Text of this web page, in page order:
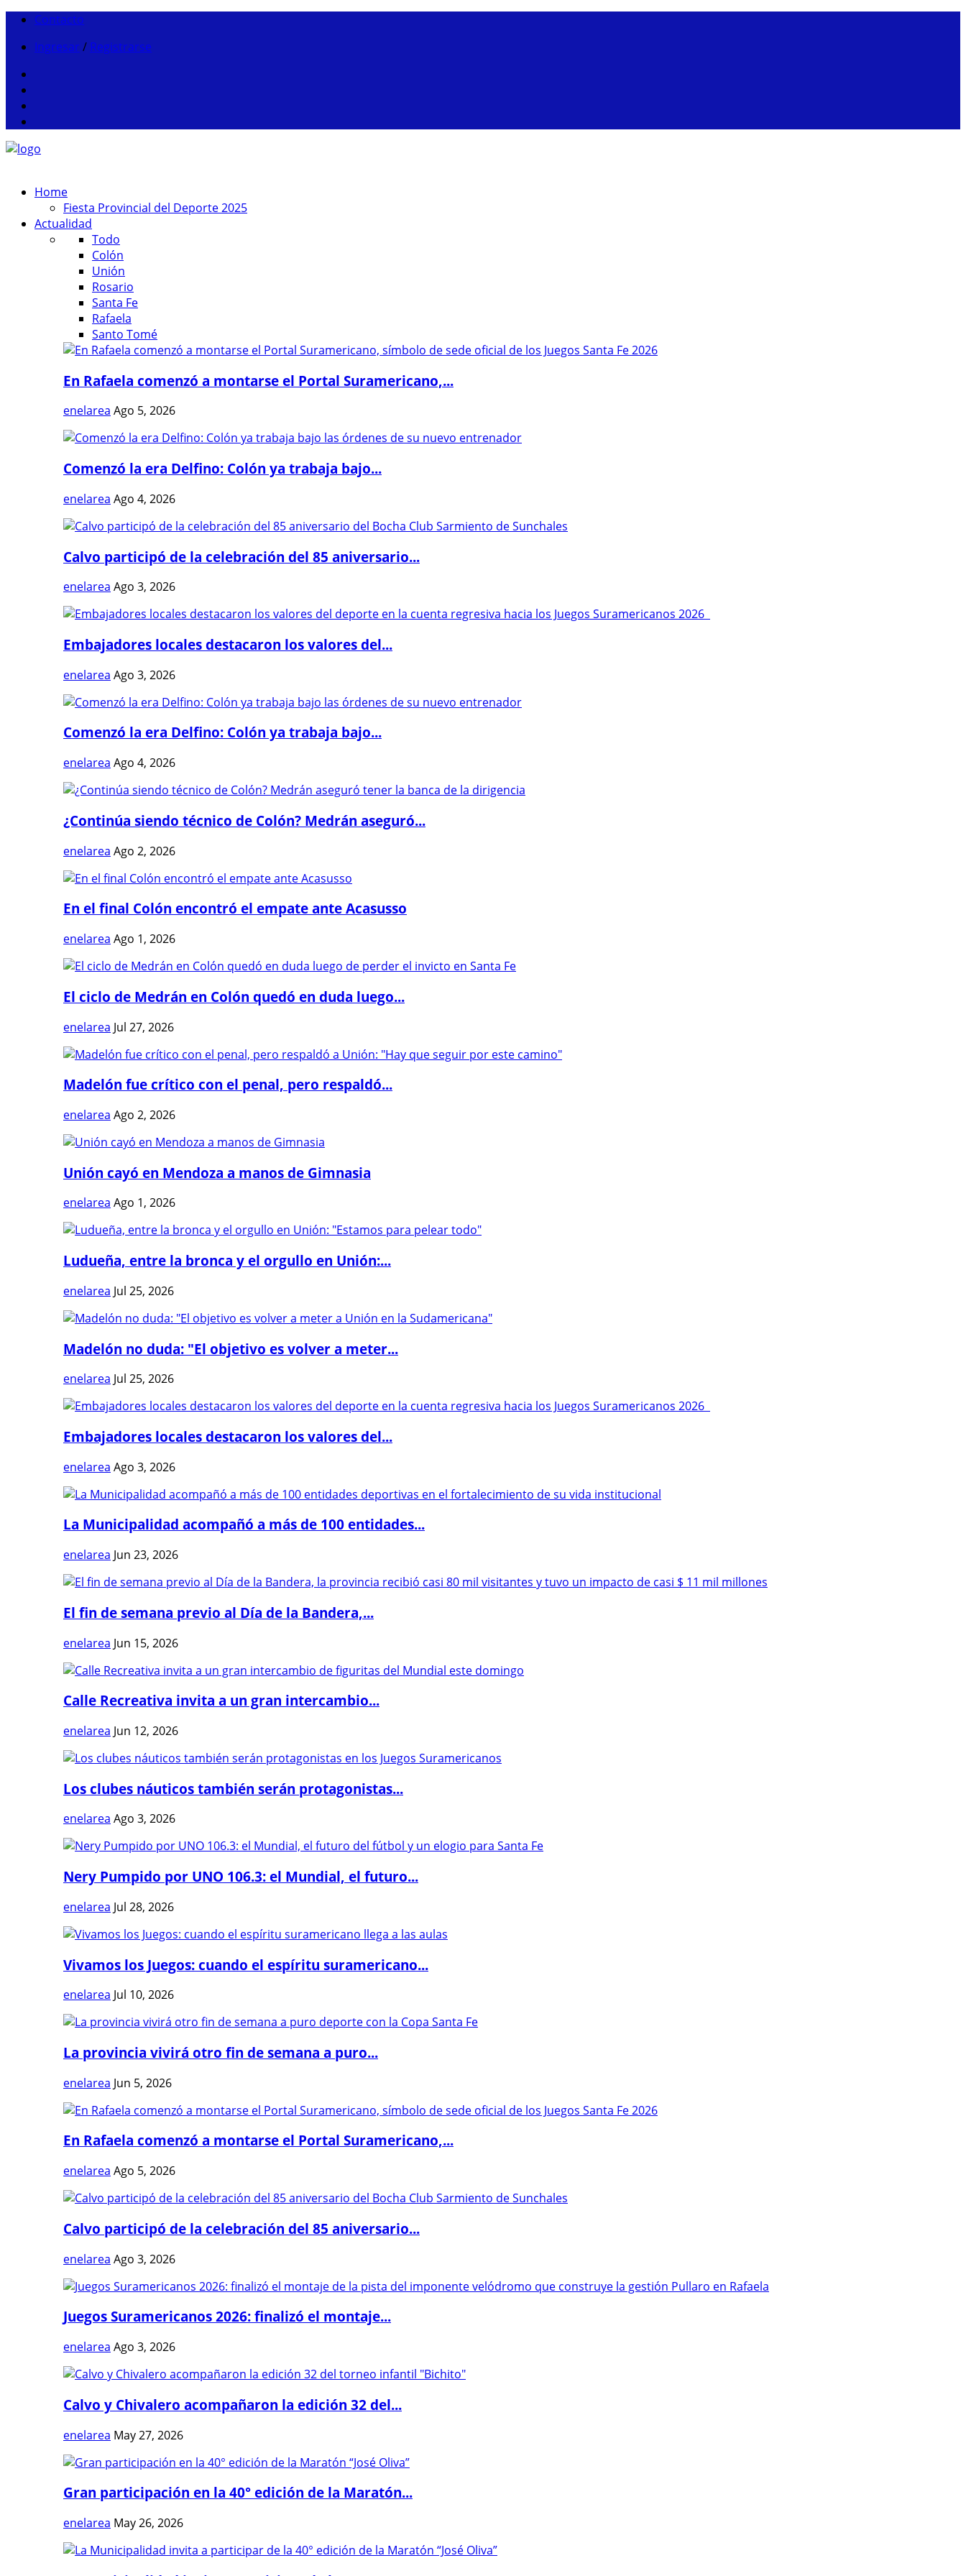
Contacto
Ingresar / Registrarse
Home
Fiesta Provincial del Deporte 2025
Actualidad
Todo
Colón
Unión
Rosario
Santa Fe
Rafaela
Santo Tomé
En Rafaela comenzó a montarse el Portal Suramericano,...
enelarea Ago 5, 2026
Comenzó la era Delfino: Colón ya trabaja bajo...
enelarea Ago 4, 2026
Calvo participó de la celebración del 85 aniversario...
enelarea Ago 3, 2026
Embajadores locales destacaron los valores del...
enelarea Ago 3, 2026
Comenzó la era Delfino: Colón ya trabaja bajo...
enelarea Ago 4, 2026
¿Continúa siendo técnico de Colón? Medrán aseguró...
enelarea Ago 2, 2026
En el final Colón encontró el empate ante Acasusso
enelarea Ago 1, 2026
El ciclo de Medrán en Colón quedó en duda luego...
enelarea Jul 27, 2026
Madelón fue crítico con el penal, pero respaldó...
enelarea Ago 2, 2026
Unión cayó en Mendoza a manos de Gimnasia
enelarea Ago 1, 2026
Ludueña, entre la bronca y el orgullo en Unión:...
enelarea Jul 25, 2026
Madelón no duda: "El objetivo es volver a meter...
enelarea Jul 25, 2026
Embajadores locales destacaron los valores del...
enelarea Ago 3, 2026
La Municipalidad acompañó a más de 100 entidades...
enelarea Jun 23, 2026
El fin de semana previo al Día de la Bandera,...
enelarea Jun 15, 2026
Calle Recreativa invita a un gran intercambio...
enelarea Jun 12, 2026
Los clubes náuticos también serán protagonistas...
enelarea Ago 3, 2026
Nery Pumpido por UNO 106.3: el Mundial, el futuro...
enelarea Jul 28, 2026
Vivamos los Juegos: cuando el espíritu suramericano...
enelarea Jul 10, 2026
La provincia vivirá otro fin de semana a puro...
enelarea Jun 5, 2026
En Rafaela comenzó a montarse el Portal Suramericano,...
enelarea Ago 5, 2026
Calvo participó de la celebración del 85 aniversario...
enelarea Ago 3, 2026
Juegos Suramericanos 2026: finalizó el montaje...
enelarea Ago 3, 2026
Calvo y Chivalero acompañaron la edición 32 del...
enelarea May 27, 2026
Gran participación en la 40° edición de la Maratón...
enelarea May 26, 2026